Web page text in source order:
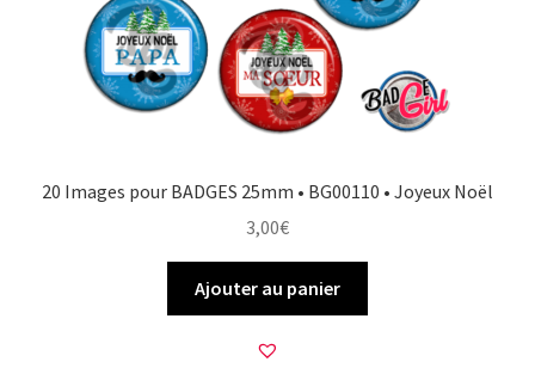
20 Images pour BADGES 25mm • BG00110 • Joyeux Noël
3,00€
Ajouter au panier